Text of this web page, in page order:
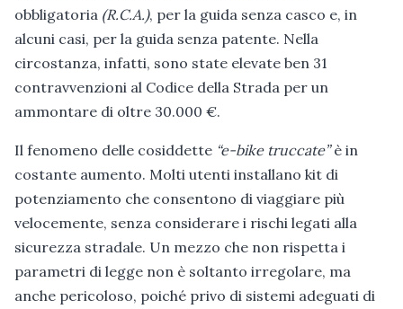
obbligatoria (R.C.A.), per la guida senza casco e, in
alcuni casi, per la guida senza patente. Nella
circostanza, infatti, sono state elevate ben 31
contravvenzioni al Codice della Strada per un
ammontare di oltre 30.000 €.
Il fenomeno delle cosiddette “e-bike truccate”è in
costante aumento. Molti utenti installano kit di
potenziamento che consentono di viaggiare più
velocemente, senza considerare i rischi legati alla
sicurezza stradale. Un mezzo che non rispetta i
parametri di legge non è soltanto irregolare, ma
anche pericoloso, poiché privo di sistemi adeguati di